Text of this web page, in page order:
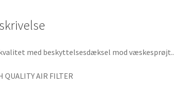
med beskyttelsesdæksel mod væskesprøjt..
QUALITYAIR FILTER